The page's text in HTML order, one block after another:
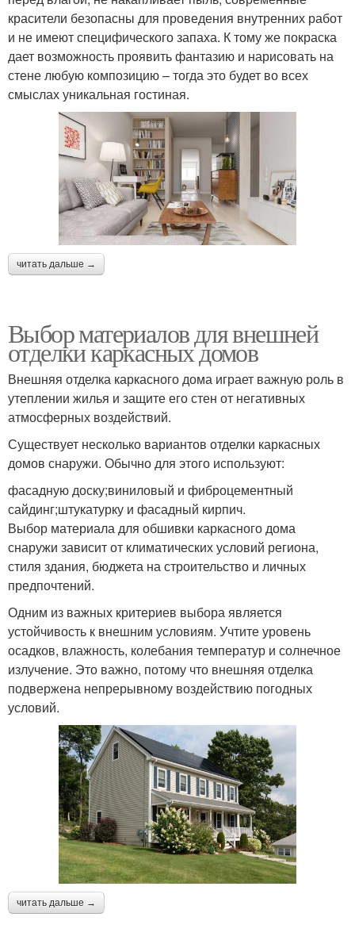
красители безопасны для проведения внутренних работ
и не имеют специфического запаха. К тому же покраска
дает возможность проявить фантазию и нарисовать на
стене любую композицию – тогда это будет во всех
смыслах уникальная гостиная.
читать дальше →
Выбор материалов для внешней
отделки каркасных домов
Внешняя отделка каркасного дома играет важную роль в
утеплении жилья и защите его стен от негативных
атмосферных воздействий.
Существует несколько вариантов отделки каркасных
домов снаружи. Обычно для этого используют:
фасадную доску;виниловый и фиброцементный
сайдинг;штукатурку и фасадный кирпич.
Выбор материала для обшивки каркасного дома
снаружи зависит от климатических условий региона,
стиля здания, бюджета на строительство и личных
предпочтений.
Одним из важных критериев выбора является
устойчивость к внешним условиям. Учтите уровень
осадков, влажность, колебания температур и солнечное
излучение. Это важно, потому что внешняя отделка
подвержена непрерывному воздействию погодных
условий.
читать дальше →